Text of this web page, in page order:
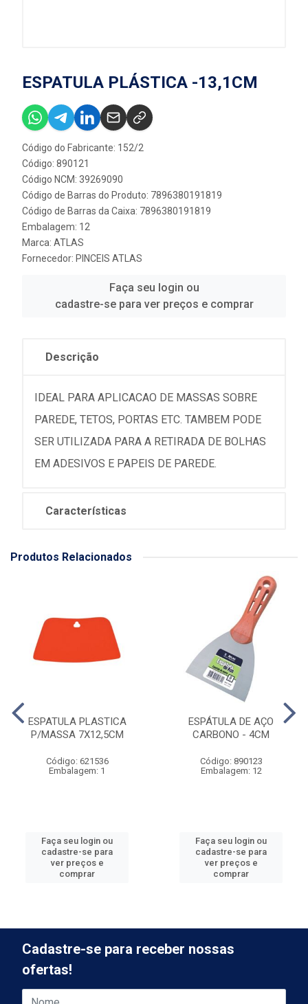
ESPATULA PLÁSTICA -13,1CM
Código do Fabricante: 152/2
Código: 890121
Código NCM: 39269090
Código de Barras do Produto: 7896380191819
Código de Barras da Caixa: 7896380191819
Embalagem: 12
Marca: ATLAS
Fornecedor: PINCEIS ATLAS
Faça seu login ou
cadastre-se para ver preços e comprar
Descrição
IDEAL PARA APLICACAO DE MASSAS SOBRE
PAREDE, TETOS, PORTAS ETC. TAMBEM PODE
SER UTILIZADA PARA A RETIRADA DE BOLHAS
EM ADESIVOS E PAPEIS DE PAREDE.
Características
Produtos Relacionados
ESPATULA PLASTICA
P/MASSA 7X12,5CM
Código: 621536
Embalagem: 1
Faça seu login ou
cadastre-se para
ver preços e
comprar
ESPÁTULA DE AÇO
CARBONO - 4CM
Código: 890123
Embalagem: 12
Faça seu login ou
cadastre-se para
ver preços e
comprar
Cadastre-se para receber nossas
ofertas!